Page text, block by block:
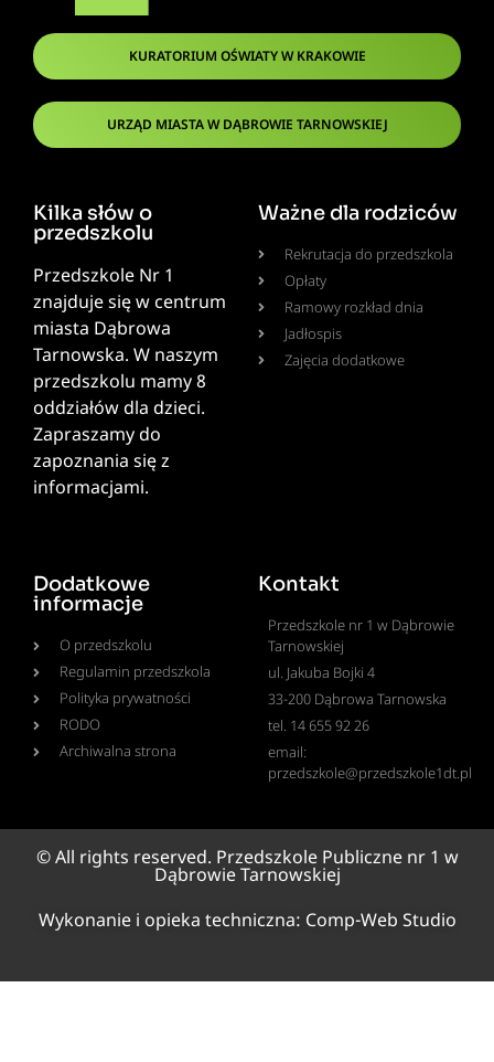
KURATORIUM OŚWIATY W KRAKOWIE
URZĄD MIASTA W DĄBROWIE TARNOWSKIEJ
Kilka słów o
przedszkolu
Przedszkole Nr 1
znajduje się w centrum
miasta Dąbrowa
Tarnowska. W naszym
przedszkolu mamy 8
oddziałów dla dzieci.
Zapraszamy do
zapoznania się z
informacjami.
Ważne dla rodziców
Rekrutacja do przedszkola
Opłaty
Ramowy rozkład dnia
Jadłospis
Zajęcia dodatkowe
Dodatkowe
informacje
O przedszkolu
Regulamin przedszkola
Polityka prywatności
RODO
Archiwalna strona
Kontakt
Przedszkole nr 1 w Dąbrowie
Tarnowskiej
ul. Jakuba Bojki 4
33-200 Dąbrowa Tarnowska
tel. 14 655 92 26
email:
przedszkole@przedszkole1dt.pl
© All rights reserved. Przedszkole Publiczne nr 1 w
Dąbrowie Tarnowskiej
Wykonanie i opieka techniczna: Comp-Web Studio